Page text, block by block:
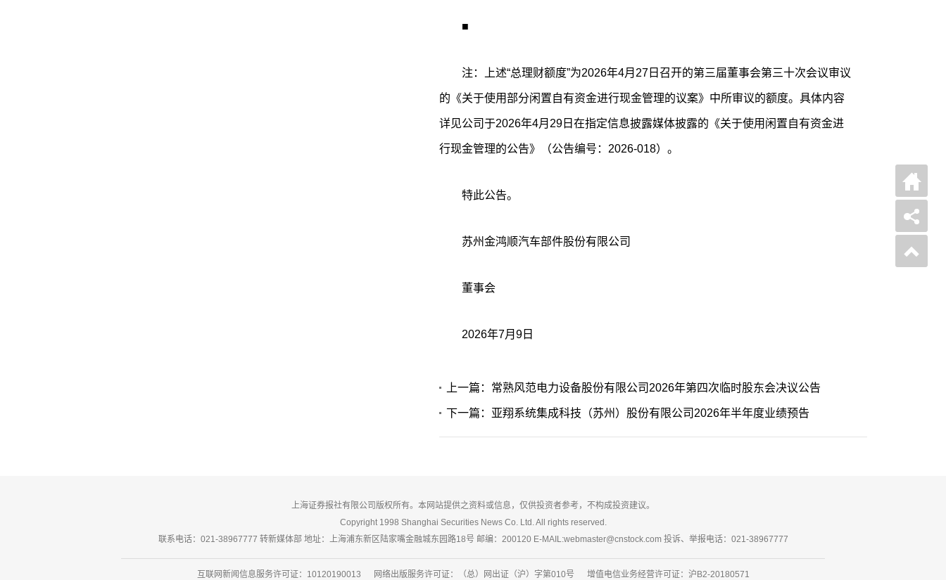
■
注：上述“总理财额度”为2026年4月27日召开的第三届董事会第三十次会议审议
的《关于使用部分闲置自有资金进行现金管理的议案》中所审议的额度。具体内容
详见公司于2026年4月29日在指定信息披露媒体披露的《关于使用闲置自有资金进
行现金管理的公告》（公告编号：2026-018）。
特此公告。
苏州金鸿顺汽车部件股份有限公司
董事会
2026年7月9日
上一篇：常熟风范电力设备股份有限公司2026年第四次临时股东会决议公告
下一篇：亚翔系统集成科技（苏州）股份有限公司2026年半年度业绩预告
上海证券报社有限公司版权所有。本网站提供之资料或信息，仅供投资者参考，不构成投资建议。
Copyright 1998 Shanghai Securities News Co. Ltd. All rights reserved.
联系电话：021-38967777 转新媒体部 地址：上海浦东新区陆家嘴金融城东园路18号 邮编：200120 E-MAIL:webmaster@cnstock.com 投诉、举报电话：021-38967777
互联网新闻信息服务许可证：10120190013 网络出版服务许可证：（总）网出证（沪）字第010号 增值电信业务经营许可证：沪B2-20180571